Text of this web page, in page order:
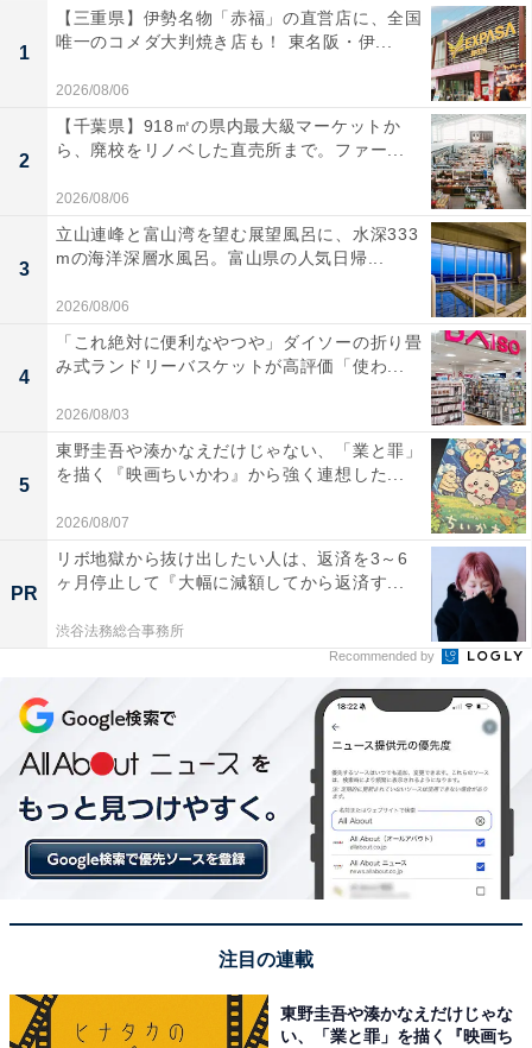
1
【三重県】伊勢名物「赤福」の直営店に、全国
唯一のコメダ大判焼き店も！ 東名阪・伊...
2026/08/06
2
【千葉県】918㎡の県内最大級マーケットか
ら、廃校をリノベした直売所まで。ファー...
2026/08/06
3
立山連峰と富山湾を望む展望風呂に、水深333
mの海洋深層水風呂。富山県の人気日帰...
2026/08/06
4
「これ絶対に便利なやつや」ダイソーの折り畳
み式ランドリーバスケットが高評価「使わ...
2026/08/03
5
東野圭吾や湊かなえだけじゃない、「業と罪」
を描く『映画ちいかわ』から強く連想した...
2026/08/07
PR
リボ地獄から抜け出したい人は、返済を3～6
ヶ月停止して『大幅に減額してから返済す...
渋谷法務総合事務所
Recommended by
注目の連載
東野圭吾や湊かなえだけじゃな
い、「業と罪」を描く『映画ち